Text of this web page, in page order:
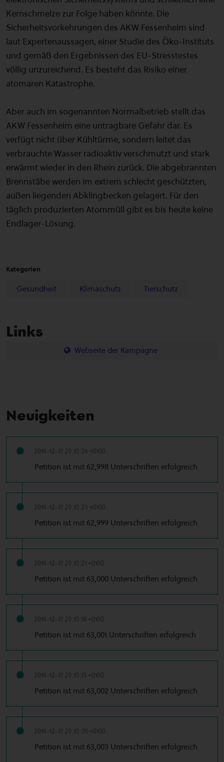
Kernschmelze zur Folge haben könnte. Die
Sicherheitsvorkehrungen des AKW Fessenheim sind
laut Expertenaussagen, einer Studie des Öko-Instituts
und gemäß den Ergebnissen des EU-Stresstestes
völlig unzureichend. Es besteht das Risiko einer
atomaren Katastrophe.
Aber auch im sogenannten Normalbetrieb stellt das
AKW Fessenheim eine untragbare Gefahr dar. Es
verfügt nicht über Kühltürme, sondern leitet das
verbrauchte Wasser radioaktiv verschmutzt und stark
erwärmt wieder in den Rhein zurück. Die abgebrannten
Brennstäbe werden im extrem schlecht geschützten,
außen liegenden Abklingbecken gelagert. Für den
täglich produzierten Atommüll gibt es bis heute keine
Endlager-Lösung.
Kategorien
Gesundheit Klimaschutz Tierschutz
Links
Webseite der Kampagne
Neuigkeiten
2016-12-17 20:10:26 +0100
Petition ist mit 62,998 Unterschriften erfolgreich
2016-12-17 20:10:23 +0100
Petition ist mit 62,999 Unterschriften erfolgreich
2016-12-17 20:10:21 +0100
Petition ist mit 63,000 Unterschriften erfolgreich
2016-12-17 20:10:18 +0100
Petition ist mit 63,001 Unterschriften erfolgreich
2016-12-17 20:10:13 +0100
Petition ist mit 63,002 Unterschriften erfolgreich
2016-12-17 20:10:05 +0100
Petition ist mit 63,003 Unterschriften erfolgreich